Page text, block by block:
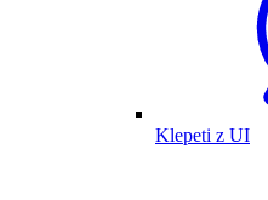
Klepeti z UI